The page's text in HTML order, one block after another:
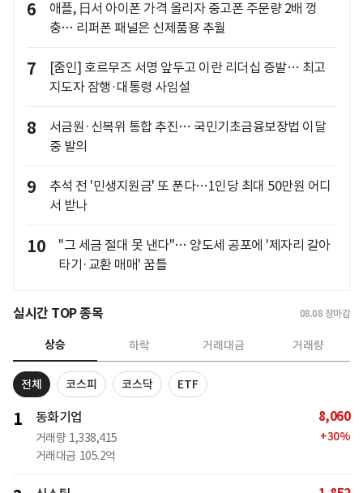
6
애플, 日서 아이폰 가격 올리자 중고폰 주문량 2배 껑
충… 리퍼폰 패널은 신제품용 추월
7
[줌인] 호르무즈 서명 앞두고 이란 리더십 증발… 최고
지도자 잠행·대통령 사임설
8
서금원·신복위 통합 추진… 국민기초금융보장법 이달
중 발의
9
추석 전 '민생지원금' 또 푼다…1인당 최대 50만원 어디
서 받나
10
"그 세금 절대 못 낸다"… 양도세 공포에 '제자리 갈아
타기·교환 매매' 꿈틀
실시간 TOP 종목 08.08 장마감
상승 하락 거래대금 거래량
전체 코스피 코스닥 ETF
1 동화기업
거래량 1,338,415
거래대금 105.2억
8,060
+30%